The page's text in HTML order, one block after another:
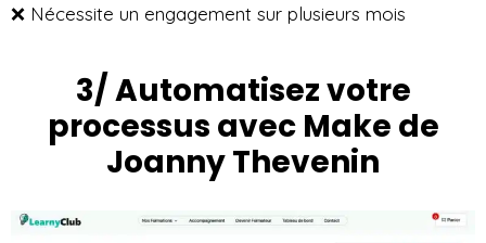
❌ Nécessite un engagement sur plusieurs mois
3/ Automatisez votre
processus avec Make de
Joanny Thevenin